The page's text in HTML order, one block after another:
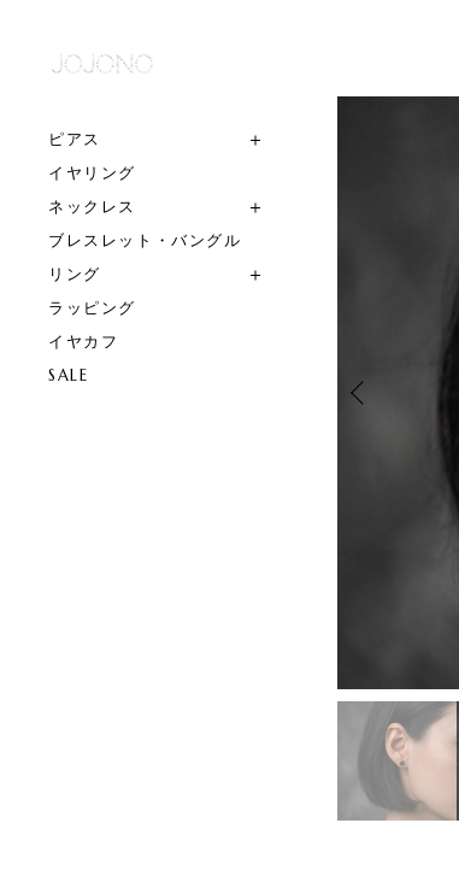
ピアス
イヤリング
ネックレス
ブレスレット・バングル
リング
ラッピング
イヤカフ
SALE